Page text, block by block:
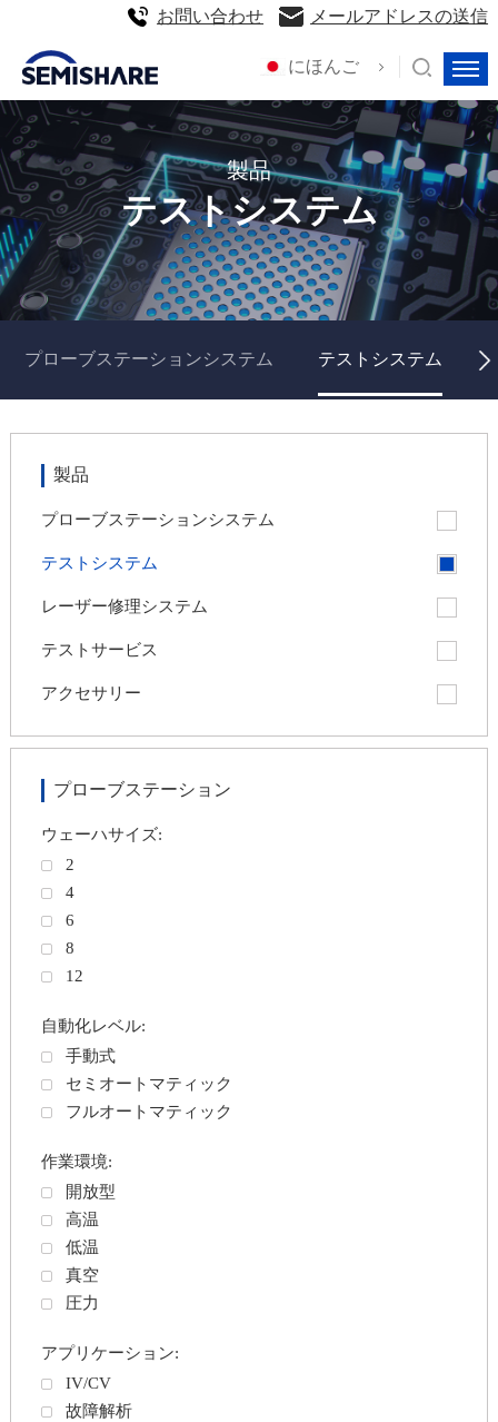
にほんご
お問い合わせ メールアドレスの送信
製品
テストシステム
プローブステーションシステム テストシステム
製品
プローブステーションシステム
テストシステム
レーザー修理システム
テストサービス
アクセサリー
プローブステーション
ウェーハサイズ:
2
4
6
8
12
自動化レベル:
手動式
セミオートマティック
フルオートマティック
作業環境:
開放型
高温
低温
真空
圧力
アプリケーション:
IV/CV
故障解析